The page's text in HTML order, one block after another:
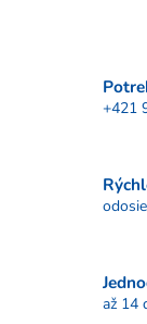
+421
až 14